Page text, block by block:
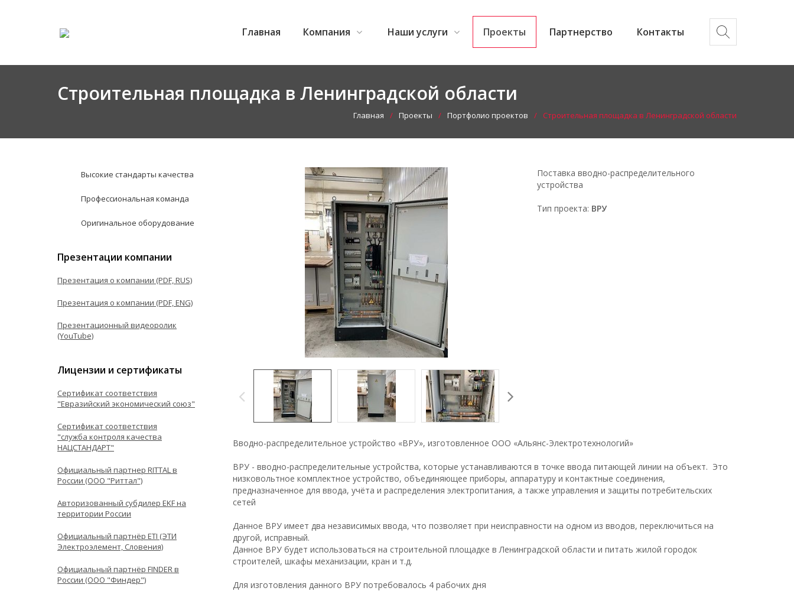
Главная Компания Наши услуги Проекты Партнерство Контакты
Строительная площадка в Ленинградской области
Главная Проекты Портфолио проектов Строительная площадка в Ленинградской области
Поставка вводно-распределительного
устройства
Тип проекта: ВРУ
Вводно-распределительное устройство «ВРУ», изготовленное ООО «Альянс-Электротехнологий»
ВРУ - вводно-распределительные устройства, которые устанавливаются в точке ввода питающей линии на объект. Это
низковольтное комплектное устройство, объединяющее приборы, аппаратуру и контактные соединения,
предназначенное для ввода, учёта и распределения электропитания, а также управления и защиты потребительских
сетей
Данное ВРУ имеет два независимых ввода, что позволяет при неисправности на одном из вводов, переключиться на
другой, исправный.
Данное ВРУ будет использоваться на строительной площадке в Ленинградской области и питать жилой городок
строителей, шкафы механизации, кран и т.д.
Для изготовления данного ВРУ потребовалось 4 рабочих дня
Высокие стандарты качества
Профессиональная команда
Оригинальное оборудование
Презентации компании
Презентация о компании (PDF, RUS)
Презентация о компании (PDF, ENG)
Презентационный видеоролик
(YouTube)
Лицензии и сертификаты
Сертификат соответствия
"Евразийский экономический союз"
Сертификат соответствия
"служба контроля качества
НАЦСТАНДАРТ"
Официальный партнер RITTAL в
России (ООО "Риттал")
Авторизованный субдилер EKF на
территории России
Официальный партнёр ETI (ЭТИ
Электроэлемент, Словения)
Официальный партнёр FINDER в
России (ООО "Финдер")